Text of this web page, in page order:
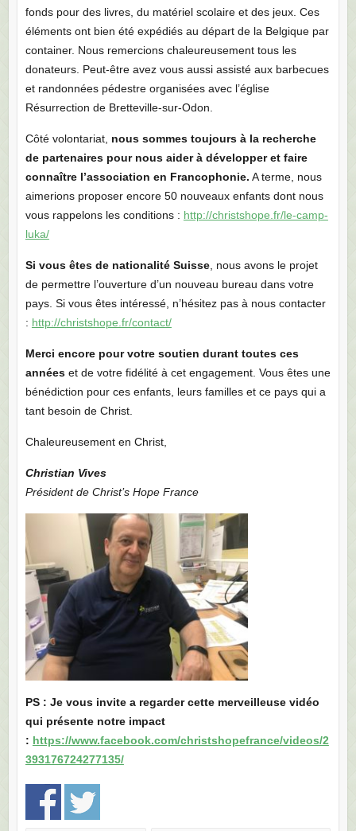
fonds pour des livres, du matériel scolaire et des jeux. Ces
éléments ont bien été expédiés au départ de la Belgique par
container. Nous remercions chaleureusement tous les
donateurs. Peut-être avez vous aussi assisté aux barbecues
et randonnées pédestre organisées avec l’église
Résurrection de Bretteville-sur-Odon.
Côté volontariat, nous sommes toujours à la recherche
de partenaires pour nous aider à développer et faire
connaître l’association en Francophonie. A terme, nous
aimerions proposer encore 50 nouveaux enfants dont nous
vous rappelons les conditions : http://christshope.fr/le-camp-
luka/
Si vous êtes de nationalité Suisse, nous avons le projet
de permettre l’ouverture d’un nouveau bureau dans votre
pays. Si vous êtes intéressé, n’hésitez pas à nous contacter
: http://christshope.fr/contact/
Merci encore pour votre soutien durant toutes ces
annéeset de votre fidélité à cet engagement. Vous êtes une
bénédiction pour ces enfants, leurs familles et ce pays qui a
tant besoin de Christ.
Chaleureusement en Christ,
Christian Vives
Président de Christ’s Hope France
PS : Je vous invite a regarder cette merveilleuse vidéo
qui présente notre impact
: https://www.facebook.com/christshopefrance/videos/2
393176724277135/